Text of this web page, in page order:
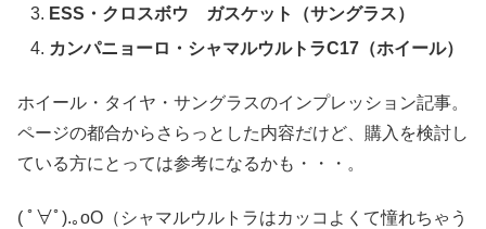
ESS・クロスボウ ガスケット（サングラス）
カンパニョーロ・シャマルウルトラC17（ホイール）
ホイール・タイヤ・サングラスのインプレッション記事。
ページの都合からさらっとした内容だけど、購入を検討し
ている方にとっては参考になるかも・・・。
( ﾟ∀ﾟ).｡oO（シャマルウルトラはカッコよくて憧れちゃう